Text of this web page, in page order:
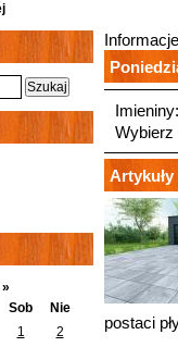
Wybierz
postaci
»
Sob
Nie
1
2